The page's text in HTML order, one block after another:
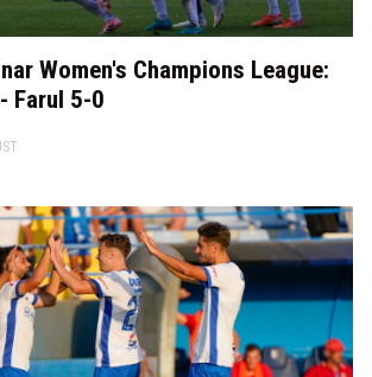
Women's Champions League:
Farul 5-0